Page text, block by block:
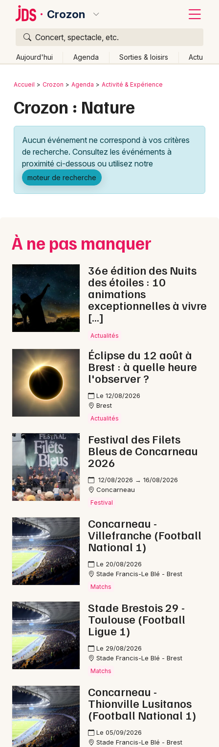
Crozon
Concert, spectacle, etc.
Aujourd'hui Agenda Sorties & loisirs Actu
Publier un événement
Grands événements
Activité & Expérience
Manifestations
Spectacles
Concerts
Sports
Soirées
Sorties famille
Expos
Sorties & loisirs
Nature dans le Finistère
Newsletter des sorties
Actus à Crozon
Magazine à Crozon
Choisir mes départements
Mon email
Je m'abonne
Bordeaux
Lille
Lyon
Marseille
Nantes
Nice
Paris
Strasbourg
Toulouse
Retour
Accueil Crozon Agenda Activité & Expérience
Crozon : Nature
Aucun événement ne correspond à vos critères
de recherche. Consultez les événéments à
proximité ci-dessous ou utilisez notre
moteur de recherche
À ne pas manquer
36e édition des Nuits
des étoiles : 10
animations
exceptionnelles à vivre
[…]
Actualités
Éclipse du 12 août à
Brest : à quelle heure
l'observer ?
Le 12/08/2026
Brest
Actualités
Festival des Filets
Bleus de Concarneau
2026
12/08/2026 → 16/08/2026
Concarneau
Festival
Concarneau -
Villefranche (Football
National 1)
Le 20/08/2026
Stade Francis-Le Blé - Brest
Matchs
Stade Brestois 29 -
Toulouse (Football
Ligue 1)
Le 29/08/2026
Stade Francis-Le Blé - Brest
Matchs
Concarneau -
Thionville Lusitanos
(Football National 1)
Le 05/09/2026
Stade Francis-Le Blé - Brest
Quoi ?
Où ?
Près de moi
Changer de lieu
Quand ?
Ce week-end